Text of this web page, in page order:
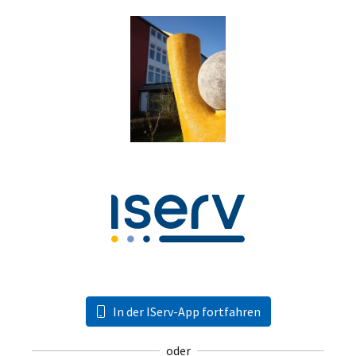
In der IServ-App fortfahren
oder